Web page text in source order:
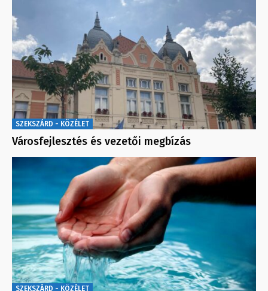
SZEKSZÁRD - KÖZÉLET
Városfejlesztés és vezetői megbízás
SZEKSZÁRD - KÖZÉLET